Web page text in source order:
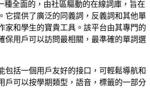
種全面的，由社區驅動的在線詞庫，旨在
它提供了廣泛的同義詞，反義詞和其他單
家和學生的寶貴工具。該平台由其專門的
保用戶可以訪問最相關，最準確的單詞選
包括一個用戶友好的接口，可輕鬆導航和
戶可以按學期類型，語音，標籤的一部分